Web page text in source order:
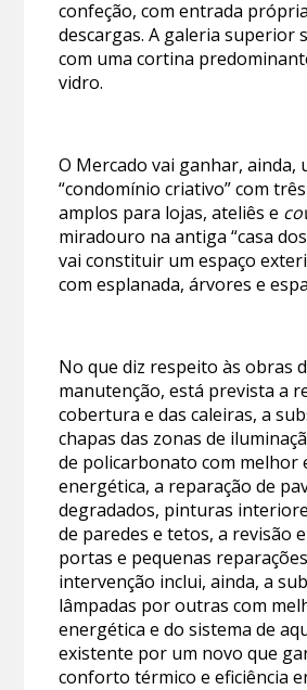
confeção, com entrada
descargas. A galeria superior
com uma cortina
vidro.
O Mercado vai ganhar, ainda,
“condomínio criativo” com
amplos para lojas, ateliês e
miradouro na antiga “casa
vai constituir um espaço
com esplanada, árvores e
No que diz respeito às obras
manutenção, está prevista a
cobertura e das caleiras, a
chapas das zonas de
de policarbonato com melhor
energética, a reparação de
degradados, pinturas
de paredes e tetos, a revisão
portas e pequenas
intervenção inclui, ainda, a
lâmpadas por outras com
energética e do sistema de
existente por um novo que
conforto térmico e eficiência